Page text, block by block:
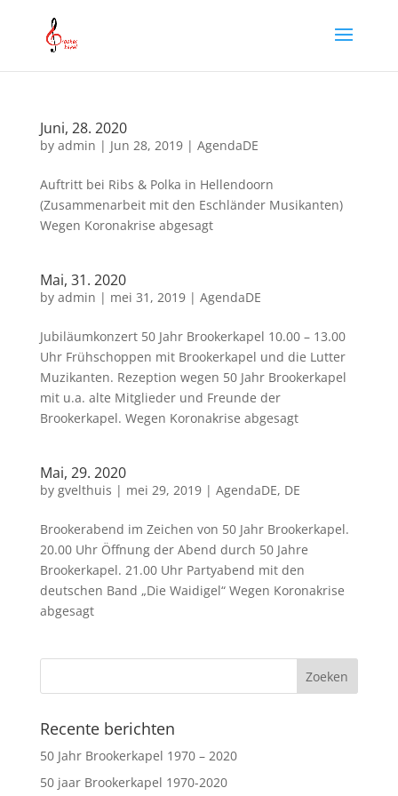
Juni, 28. 2020
by admin | Jun 28, 2019| AgendaDE
Auftritt bei Ribs & Polka in Hellendoorn
(Zusammenarbeit mit den Eschländer Musikanten)
Wegen Koronakrise abgesagt
Mai, 31. 2020
by admin | mei 31, 2019| AgendaDE
Jubiläumkonzert 50 Jahr Brookerkapel 10.00 – 13.00
Uhr Frühschoppen mit Brookerkapel und die Lutter
Muzikanten. Rezeption wegen 50 Jahr Brookerkapel
mit u.a. alte Mitglieder und Freunde der
Brookerkapel. Wegen Koronakrise abgesagt
Mai, 29. 2020
by gvelthuis | mei 29, 2019| AgendaDE, DE
Brookerabend im Zeichen von 50 Jahr Brookerkapel.
20.00 Uhr Öffnung der Abend durch 50 Jahre
Brookerkapel. 21.00 Uhr Partyabend mit den
deutschen Band „Die Waidigel“ Wegen Koronakrise
abgesagt
Recente berichten
50 Jahr Brookerkapel 1970 – 2020
50 jaar Brookerkapel 1970-2020